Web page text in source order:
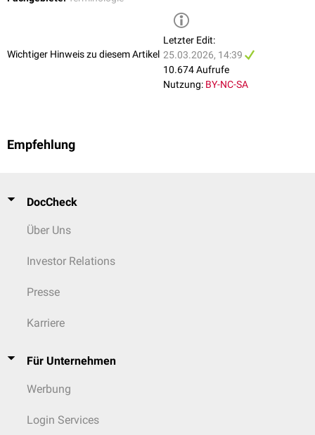
Wichtiger Hinweis zu diesem Artikel
Letzter Edit:
25.03.2026, 14:39
10.674 Aufrufe
Nutzung: BY-NC-SA
Empfehlung
DocCheck
Über Uns
Investor Relations
Presse
Karriere
Für Unternehmen
Werbung
Login Services